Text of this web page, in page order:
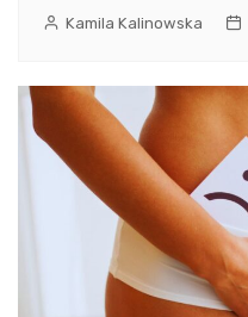
Kamila Kalinowska